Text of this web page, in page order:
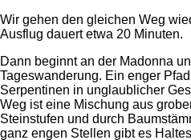
Wir gehen den gleichen Weg
Ausflug dauert etwa 20 Minuten.
Dann beginnt an der Madonna
Tageswanderung. Ein enger
Serpentinen in unglaublicher
Weg ist eine Mischung aus
Steinstufen und durch
ganz engen Stellen gibt es